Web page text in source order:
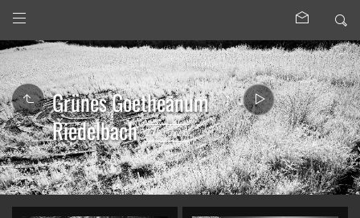
Grünes Goetheanum
Riedelbach
27.06.26